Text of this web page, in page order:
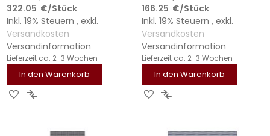
322.05 €/Stück
Inkl. 19% Steuern , exkl.
Versandkosten
Versandinformation
Lieferzeit ca. 2-3 Wochen
In den Warenkorb
ZUR
HINZUFÜGEN
ZUR
HINZUFÜGEN
166.25 €/Stück
Inkl. 19% Steuern , exkl.
Versandkosten
Versandinformation
Lieferzeit ca. 2-3 Wochen
In den Warenkorb
ZUR
HINZUFÜGEN
ZUR
HINZUFÜGEN